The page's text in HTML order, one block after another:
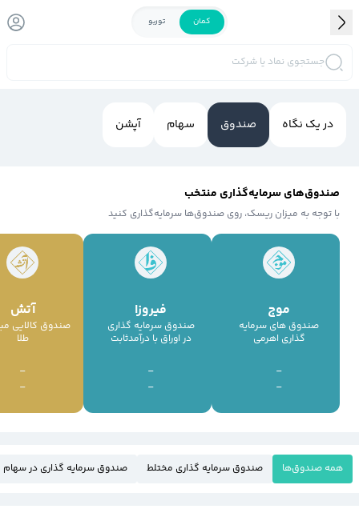
کمان توربو
جستجوی نماد یا شرکت
در یک نگاه صندوق سهام آپشن
صندوق‌های سرمایه‌گذاری منتخب
با توجه به میزان ریسک، روی صندوق‌ها سرمایه‌گذاری کنید
موج
صندوق هاي سرمايه
گذاري اهرمي
-
-
فیروزا
صندوق سرمايه گذاري
در اوراق با درآمدثابت
-
-
آتش
صندوق كالايي
طلا
-
-
همه صندوق‌ها صندوق سرمايه گذاري مختلط صندوق سرمايه گذاري در سهام